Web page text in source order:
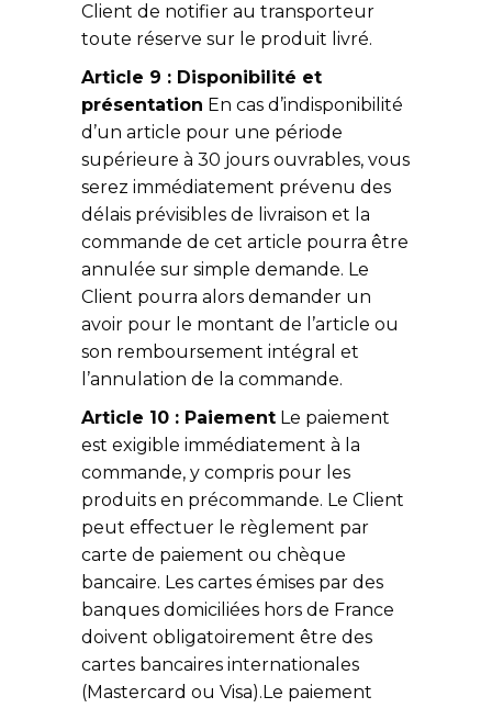
Client de notifier au transporteur
toute réserve sur le produit livré.
Article 9 : Disponibilité et
présentation En cas d’indisponibilité
d’un article pour une période
supérieure à 30 jours ouvrables, vous
serez immédiatement prévenu des
délais prévisibles de livraison et la
commande de cet article pourra être
annulée sur simple demande. Le
Client pourra alors demander un
avoir pour le montant de l’article ou
son remboursement intégral et
l’annulation de la commande.
Article 10 : Paiement Le paiement
est exigible immédiatement à la
commande, y compris pour les
produits en précommande. Le Client
peut effectuer le règlement par
carte de paiement ou chèque
bancaire. Les cartes émises par des
banques domiciliées hors de France
doivent obligatoirement être des
cartes bancaires internationales
(Mastercard ou Visa).Le paiement